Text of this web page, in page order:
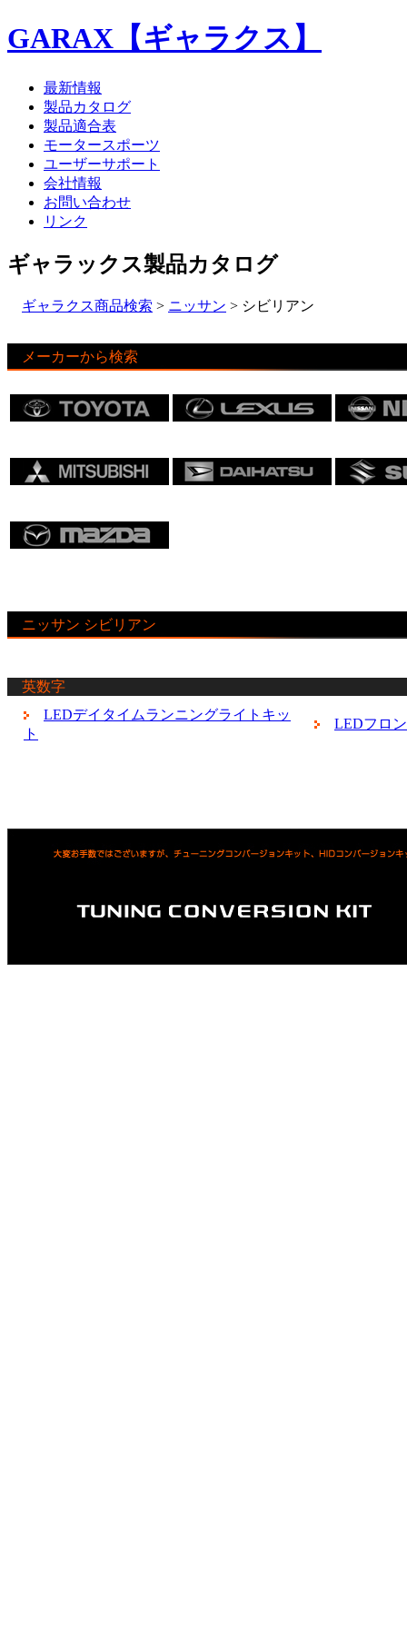
GARAX【ギャラクス】
最新情報
製品カタログ
製品適合表
モータースポーツ
ユーザーサポート
会社情報
お問い合わせ
リンク
ギャラックス製品カタログ
ギャラクス商品検索 > ニッサン > シビリアン
メーカーから検索
ニッサン シビリアン
英数字
LEDデイタイムランニングライトキッ
ト
LEDフロ